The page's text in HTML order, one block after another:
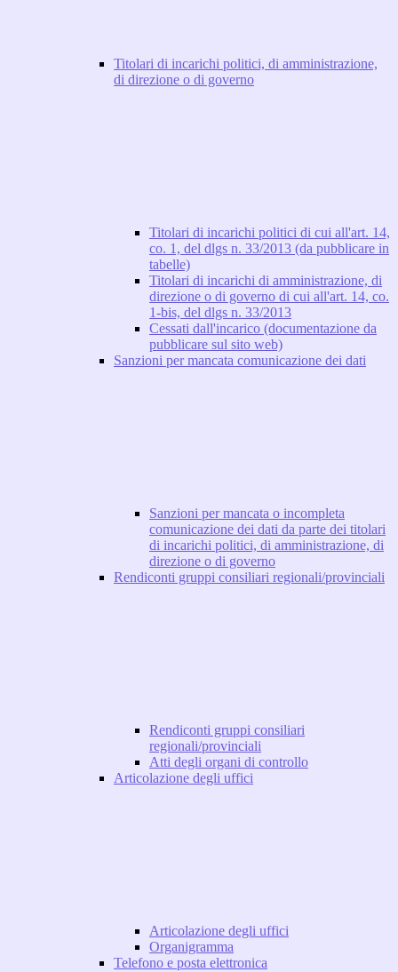
Titolari di incarichi politici, di amministrazione,
di direzione o di governo
Titolari di incarichi politici di cui all'art. 14,
co. 1, del dlgs n. 33/2013 (da pubblicare in
tabelle)
Titolari di incarichi di amministrazione, di
direzione o di governo di cui all'art. 14, co.
1-bis, del dlgs n. 33/2013
Cessati dall'incarico (documentazione da
pubblicare sul sito web)
Sanzioni per mancata comunicazione dei dati
Sanzioni per mancata o incompleta
comunicazione dei dati da parte dei titolari
di incarichi politici, di amministrazione, di
direzione o di governo
Rendiconti gruppi consiliari regionali/provinciali
Rendiconti gruppi consiliari
regionali/provinciali
Atti degli organi di controllo
Articolazione degli uffici
Articolazione degli uffici
Organigramma
Telefono e posta elettronica